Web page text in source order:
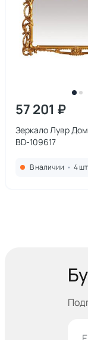
57 201 ₽
Зеркало Лувр
BD-109617
В наличии • 4